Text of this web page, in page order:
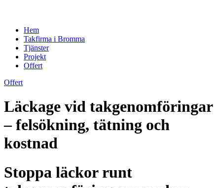
Hem
Takfirma i Bromma
Tjänster
Projekt
Offert
Offert
Läckage vid takgenomföringar
– felsökning, tätning och
kostnad
Stoppa läckor runt